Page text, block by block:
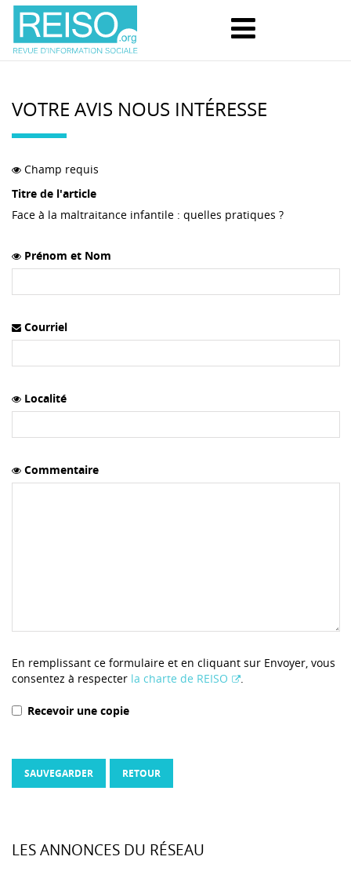
VOTRE AVIS NOUS INTÉRESSE
Champ requis
Titre de l'article
Face à la maltraitance infantile : quelles pratiques ?
Prénom et Nom
Courriel
Localité
Commentaire
En remplissant ce formulaire et en cliquant sur Envoyer, vous
consentez à respecter la charte de REISO .
Recevoir une copie
SAUVEGARDER RETOUR
LES ANNONCES DU RÉSEAU